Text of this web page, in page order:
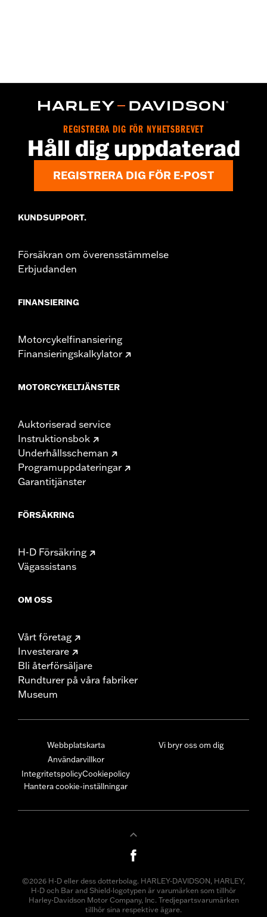
REGISTRERA DIG FÖR NYHETSBREVET
Håll dig uppdaterad
REGISTRERA DIG FÖR E-POST
KUNDSUPPORT.
Försäkran om överensstämmelse
Erbjudanden
FINANSIERING
Motorcykelfinansiering
Finansieringskalkylator
MOTORCYKELTJÄNSTER
Auktoriserad service
Instruktionsbok
Underhållsscheman
Programuppdateringar
Garantitjänster
FÖRSÄKRING
H-D Försäkring
Vägassistans
OM OSS
Vårt företag
Investerare
Bli återförsäljare
Rundturer på våra fabriker
Museum
Webbplatskarta
Användarvillkor
IntegritetspolicyCookiepolicy
Hantera cookie-inställningar
Vi bryr oss om dig
©2026 H-D eller dess dotterbolag. HARLEY-DAVIDSON, HARLEY,
H-D och Bar and Shield-logotypen är varumärken som tillhör
Harley-Davidson Motor Company, Inc. Tredjepartsvarumärken
tillhör sina respektive ägare.